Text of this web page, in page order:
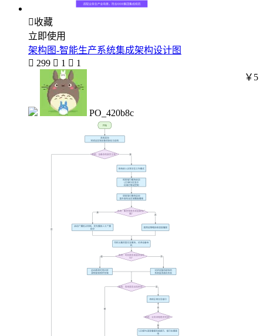
收藏
立即使用
架构图-智能生产系统集成架构设计图
 299  1  1
PO_420b8c
￥5